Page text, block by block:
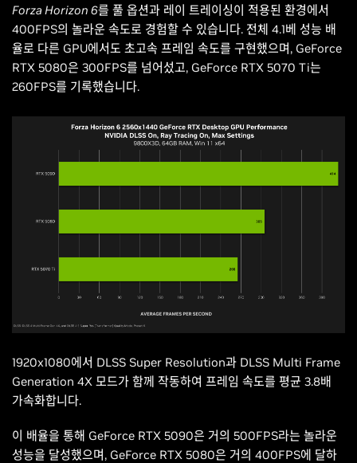
Forza Horizon 6를 풀 옵션과 레이 트레이싱이 적용된 환경에서
400FPS의 놀라운 속도로 경험할 수 있습니다. 전체 4.1베 성능 배
율로 다른 GPU에서도 초고속 프레임 속도를 구현했으며, GeForce
RTX 5080은 300FPS를 넘어섰고, GeForce RTX 5070 Ti는
260FPS를 기록했습니다.
1920x1080에서 DLSS Super Resolution과 DLSS Multi Frame
Generation 4X 모드가 함께 작동하여 프레임 속도를 평균 3.8배
가속화합니다.
이 배율을 통해 GeForce RTX 5090은 거의 500FPS라는 놀라운
성능을 달성했으며, GeForce RTX 5080은 거의 400FPS에 달하